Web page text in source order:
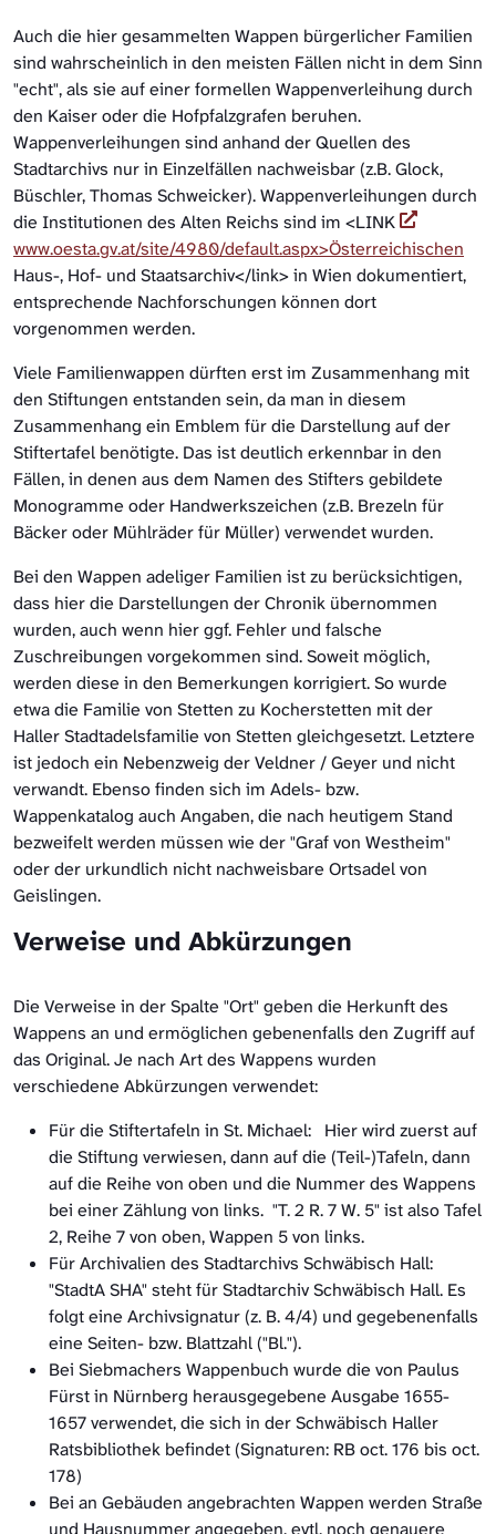
Auch die hier gesammelten Wappen bürgerlicher Familien
sind wahrscheinlich in den meisten Fällen nicht in dem Sinn
"echt", als sie auf einer formellen Wappenverleihung durch
den Kaiser oder die Hofpfalzgrafen beruhen.
Wappenverleihungen sind anhand der Quellen des
Stadtarchivs nur in Einzelfällen nachweisbar (z.B. Glock,
Büschler, Thomas Schweicker). Wappenverleihungen durch
die Institutionen des Alten Reichs sind im <LINK
www.oesta.gv.at/site/4980/default.aspx>Österreichischen
Haus-, Hof- und Staatsarchiv</link> in Wien dokumentiert,
entsprechende Nachforschungen können dort
vorgenommen werden.
Viele Familienwappen dürften erst im Zusammenhang mit
den Stiftungen entstanden sein, da man in diesem
Zusammenhang ein Emblem für die Darstellung auf der
Stiftertafel benötigte. Das ist deutlich erkennbar in den
Fällen, in denen aus dem Namen des Stifters gebildete
Monogramme oder Handwerkszeichen (z.B. Brezeln für
Bäcker oder Mühlräder für Müller) verwendet wurden.
Bei den Wappen adeliger Familien ist zu berücksichtigen,
dass hier die Darstellungen der Chronik übernommen
wurden, auch wenn hier ggf. Fehler und falsche
Zuschreibungen vorgekommen sind. Soweit möglich,
werden diese in den Bemerkungen korrigiert. So wurde
etwa die Familie von Stetten zu Kocherstetten mit der
Haller Stadtadelsfamilie von Stetten gleichgesetzt. Letztere
ist jedoch ein Nebenzweig der Veldner / Geyer und nicht
verwandt. Ebenso finden sich im Adels- bzw.
Wappenkatalog auch Angaben, die nach heutigem Stand
bezweifelt werden müssen wie der "Graf von Westheim"
oder der urkundlich nicht nachweisbare Ortsadel von
Geislingen.
Verweise und Abkürzungen
Die Verweise in der Spalte "Ort" geben die Herkunft des
Wappens an und ermöglichen gebenenfalls den Zugriff auf
das Original. Je nach Art des Wappens wurden
verschiedene Abkürzungen verwendet:
Für die Stiftertafeln in St. Michael: Hier wird zuerst auf
die Stiftung verwiesen, dann auf die (Teil-)Tafeln, dann
auf die Reihe von oben und die Nummer des Wappens
bei einer Zählung von links. "T. 2 R. 7 W. 5" ist also Tafel
2, Reihe 7 von oben, Wappen 5 von links.
Für Archivalien des Stadtarchivs Schwäbisch Hall:
"StadtA SHA" steht für Stadtarchiv Schwäbisch Hall. Es
folgt eine Archivsignatur (z. B. 4/4) und gegebenenfalls
eine Seiten- bzw. Blattzahl ("Bl.").
Bei Siebmachers Wappenbuch wurde die von Paulus
Fürst in Nürnberg herausgegebene Ausgabe 1655-
1657 verwendet, die sich in der Schwäbisch Haller
Ratsbibliothek befindet (Signaturen: RB oct. 176 bis oct.
178)
Bei an Gebäuden angebrachten Wappen werden Straße
und Hausnummer angegeben, evtl. noch genauere